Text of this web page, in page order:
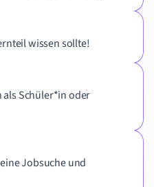
wissen sollte!
als Schüler*in oder
Jobsuche und